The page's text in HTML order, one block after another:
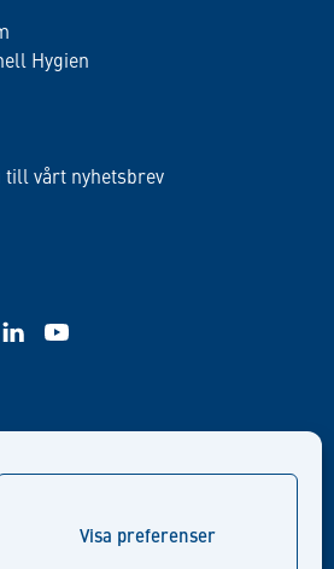
Visa preferenser
Hygien
till vårt nyhetsbrev
linkedinyoutube